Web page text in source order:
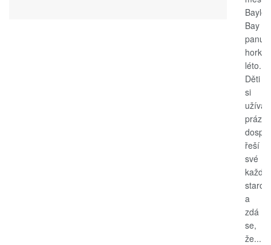
Bay
panuje
horké
léto.
Děti
si
užívají
řeší
své
a
zdá
se,
že...